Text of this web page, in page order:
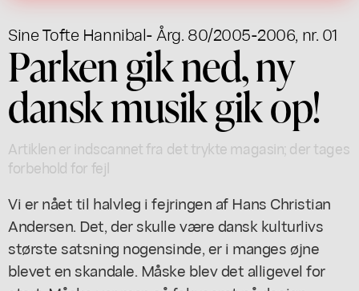
Sine Tofte Hannibal- Årg. 80/2005-2006, nr. 01
Parken gik ned, ny
dansk musik gik op!
Artiklen er indscannet fra det trykte magasin; der tages
forbehold for fejl
Vi er nået til halvleg i fejringen af Hans Christian
Andersen. Det, der skulle være dansk kulturlivs
største satsning nogensinde, er i manges øjne
blevet en skandale. Måske blev det alligevel for